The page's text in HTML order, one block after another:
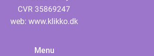
web: www.klikko.dk
Menu